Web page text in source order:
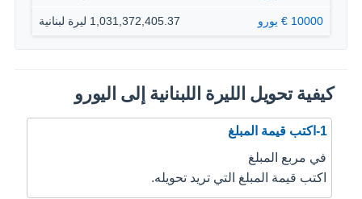
10000 € يورو 1,031,372,405.37 ليرة لبنانية
كيفية تحويل الليرة اللبنانية إلى اليورو
1-اكتب قيمة المبلغ
في مربع المبلغ
اكتب قيمة المبلغ التي تريد تحويله.